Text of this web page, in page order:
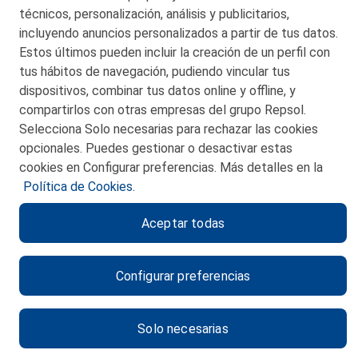
CONTACTO
MAPA WEB
POLITICA DE PRIVACIDAD
POLITICA DE COOKIES
CANAL DE ÉTICA
técnicos, personalización, análisis y publicitarios,
incluyendo anuncios personalizados a partir de tus datos.
Estos últimos pueden incluir la creación de un perfil con
tus hábitos de navegación, pudiendo vincular tus
dispositivos, combinar tus datos online y offline, y
compartirlos con otras empresas del grupo Repsol.
Selecciona Solo necesarias para rechazar las cookies
opcionales. Puedes gestionar o desactivar estas
cookies en Configurar preferencias. Más detalles en la
Política de Cookies.
Configurar preferencias
Solo necesarias
Aceptar todas